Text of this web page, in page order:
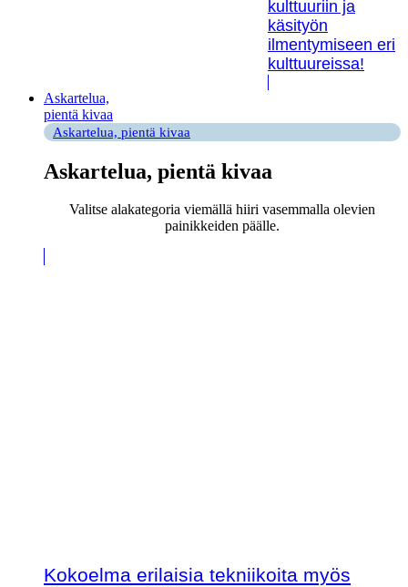
kulttuuriin ja
käsityön
ilmentymiseen eri
kulttuureissa!
Askartelua,
pientä kivaa
Askartelua, pientä kivaa
Askartelua, pientä kivaa
Valitse alakategoria viemällä hiiri vasemmalla olevien
painikkeiden päälle.
Kokoelma erilaisia tekniikoita myös